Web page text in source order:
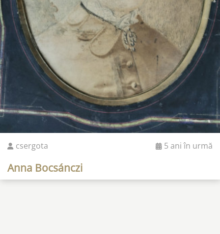
csergota 5 ani în urmă
Anna Bocsánczi